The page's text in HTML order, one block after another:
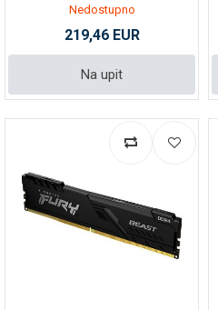
Nedostupno
219,46 EUR
Na upit